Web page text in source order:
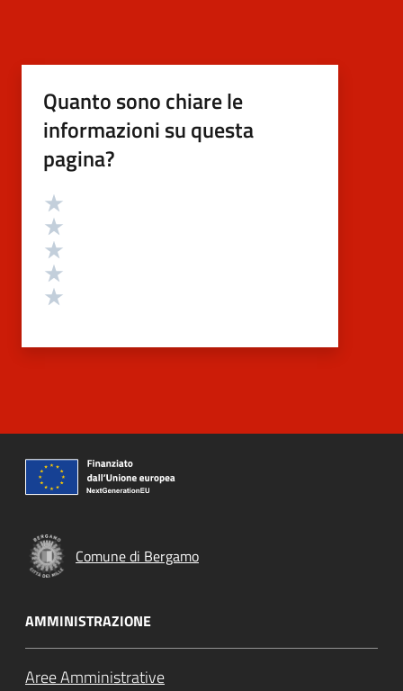
Quanto sono chiare le
informazioni su questa
pagina?
Valutazione
Comune di Bergamo
AMMINISTRAZIONE
Aree Amministrative